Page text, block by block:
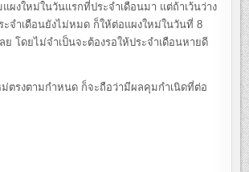
แผงใหม่ในวันแรกที่ประจำเดือนมา แต่ถ้าเว้นว่าง
จำเดือนยังไม่หมด ก็ให้ต่อแผงใหม่ในวันที่ 8
ลย โดยไม่จำเป็นจะต้องรอให้ประจำเดือนหายดี
ตรงตามกำหนด ก็จะถือว่ามีผลคุมกำเนิดที่ต่อ